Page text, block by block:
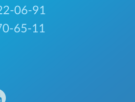
06-91
65-11